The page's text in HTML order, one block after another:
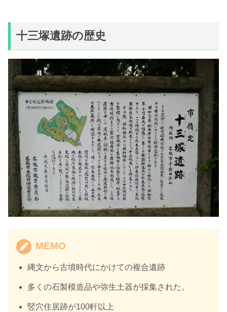
十三塚遺跡の歴史
MEMO
縄文から古墳時代にかけての複合遺跡
多くの石製模造品や弥生土器が採集された。
竪穴住居跡が100軒以上